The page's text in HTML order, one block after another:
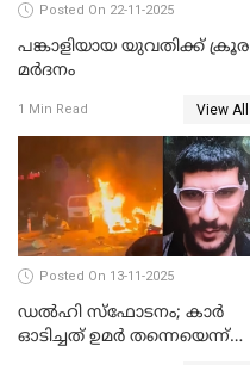
Posted On 22-11-2025
പങ്കാളിയായ യുവതിക്ക് ക്രൂര
മര്‍ദനം
1 Min Read View All
Posted On 13-11-2025
ഡല്‍ഹി സ്‌ഫോടനം; കാര്‍
ഓടിച്ചത് ഉമര്‍ തന്നെയെന്ന്